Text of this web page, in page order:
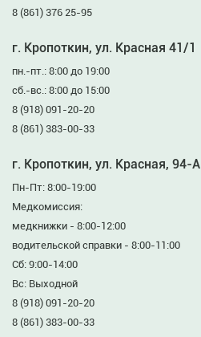
8 (861) 376 25-95
г. Кропоткин, ул. Красная 41/1
пн.-пт.: 8:00 до 19:00
сб.-вс.: 8:00 до 15:00
8 (918) 091-20-20
8 (861) 383-00-33
г. Кропоткин, ул. Красная, 94-А
Пн-Пт: 8:00-19:00
Медкомиссия:
медкнижки - 8:00-12:00
водительской справки - 8:00-11:00
Сб: 9:00-14:00
Вс: Выходной
8 (918) 091-20-20
8 (861) 383-00-33